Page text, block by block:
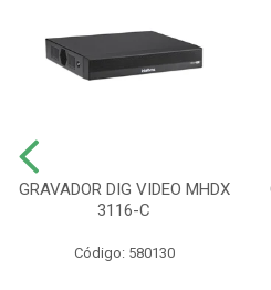
GRAVADOR DIG VIDEO MHDX
3116-C
Código: 580130